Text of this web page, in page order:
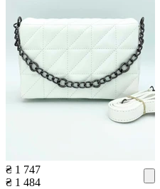
₴ 1 747
₴ 1 484